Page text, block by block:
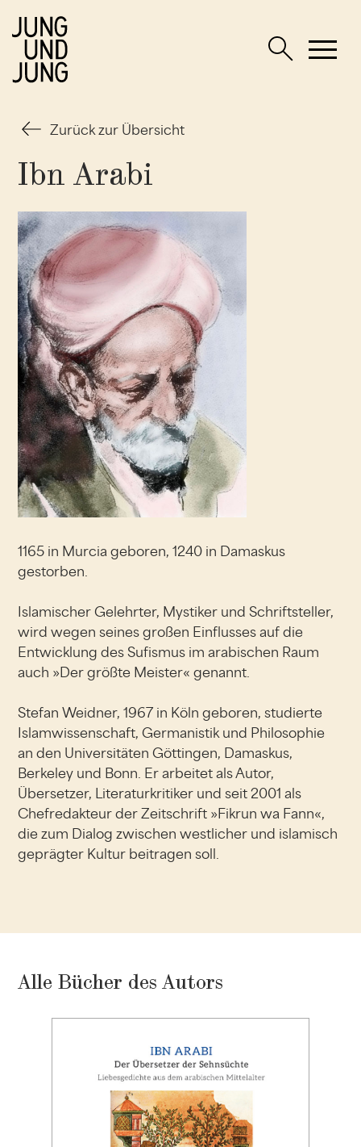
Zurück zur Übersicht
Ibn Arabi
1165 in Murcia geboren, 1240 in Damaskus
gestorben.
Islamischer Gelehrter, Mystiker und Schriftsteller,
wird wegen seines großen Einflusses auf die
Entwicklung des Sufismus im arabischen Raum
auch »Der größte Meister« genannt.
Stefan Weidner, 1967 in Köln geboren, studierte
Islamwissenschaft, Germanistik und Philosophie
an den Universitäten Göttingen, Damaskus,
Berkeley und Bonn. Er arbeitet als Autor,
Übersetzer, Literaturkritiker und seit 2001 als
Chefredakteur der Zeitschrift »Fikrun wa Fann«,
die zum Dialog zwischen westlicher und islamisch
geprägter Kultur beitragen soll.
Alle Bücher des Autors